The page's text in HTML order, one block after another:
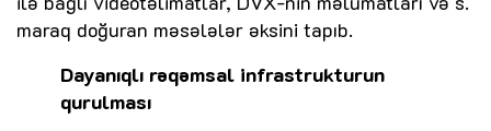
maraq doğuran məsələlər əksini tapıb.
Dayanıqlı rəqəmsal infrastrukturun
qurulması